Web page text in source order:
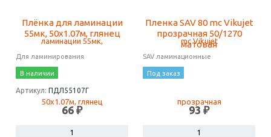
Плёнка для ламинации
55мк, 50х1.07м, глянец
Для ламинирования
В наличии
Артикул: ПДЛ55107Г
66 ₽
Пленка SAV 80 mc Vikujet
прозрачная 50/1270
матовая
SAV ламинационные
Под заказ
93 ₽